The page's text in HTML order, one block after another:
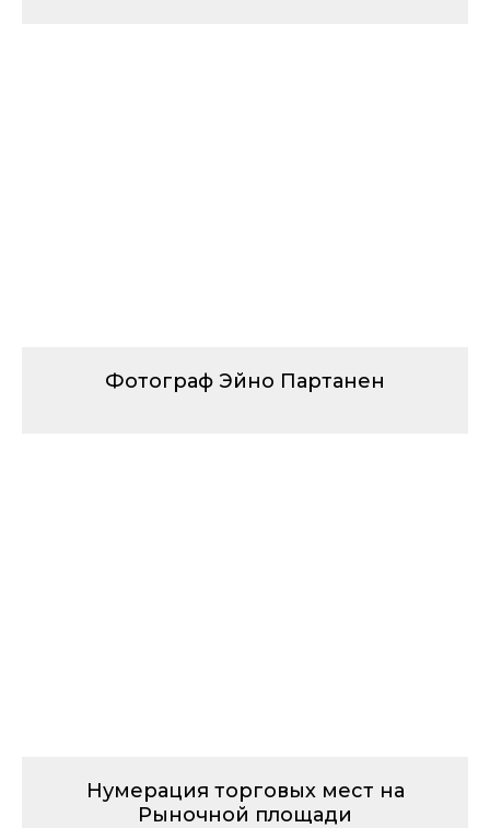
Фотограф Эйно Партанен
Нумерация торговых мест на
Рыночной площади